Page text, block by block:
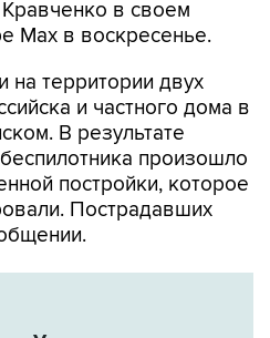
в своем
Max в воскресенье.
территории двух
и частного дома в
В результате
произошло
постройки, которое
Пострадавших